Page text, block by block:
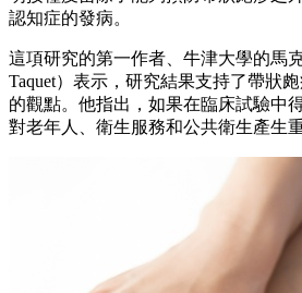
認知症的發病。
這項研究的第一作者、牛津大學的馬
Taquet）表示，研究結果支持了帶狀
的觀點。他指出，如果在臨床試驗中
對老年人、衛生服務和公共衛生產生